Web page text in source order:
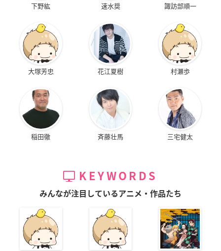
下野紘 速水奨 諏訪部順一
大塚芳忠 花江夏樹 村瀬歩
稲田徹 斉藤壮馬 三宅健太
KEYWORDS
みんなが注目しているアニメ・作品たち